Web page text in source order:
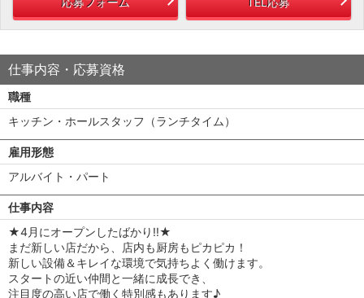
仕事内容・応募資格
職種
キッチン・ホールスタッフ（ランチタイム）
雇用形態
アルバイト・パート
仕事内容
★4月にオープンしたばかり!!★
まだ新しい店だから、店内も厨房もピカピカ！
新しい設備＆キレイな環境で気持ちよく働けます。
スタートの近い仲間と一緒に成長でき、
注目度の高い店で働く特別感もあります♪